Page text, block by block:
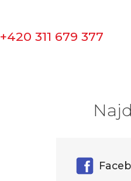
+420 311 679 377